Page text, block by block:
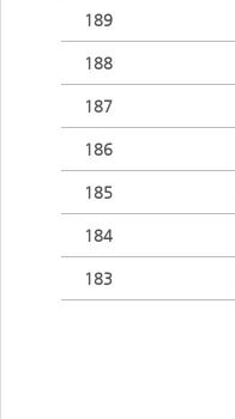
189
188
187
186
185
184
183